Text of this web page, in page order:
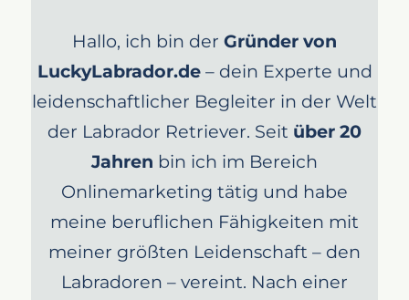
Hallo, ich bin der Gründer von
LuckyLabrador.de– dein Experte und
leidenschaftlicher Begleiter in der Welt
der Labrador Retriever. Seit über 20
Jahren bin ich im Bereich
Onlinemarketing tätig und habe
meine beruflichen Fähigkeiten mit
meiner größten Leidenschaft – den
Labradoren – vereint. Nach einer